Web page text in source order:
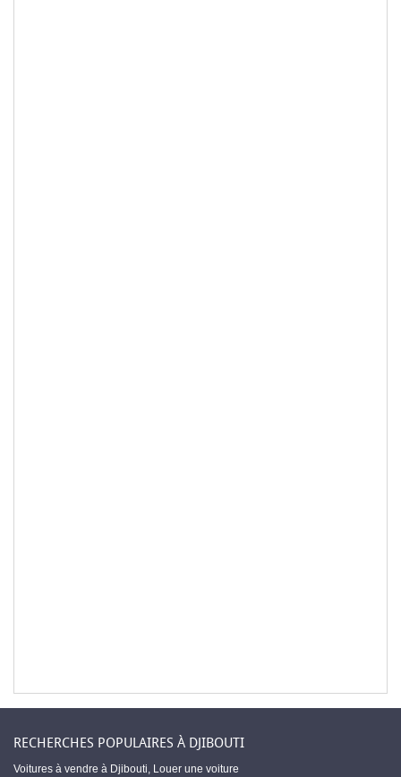
RECHERCHES POPULAIRES À DJIBOUTI
Voitures à vendre à Djibouti, Louer une voiture